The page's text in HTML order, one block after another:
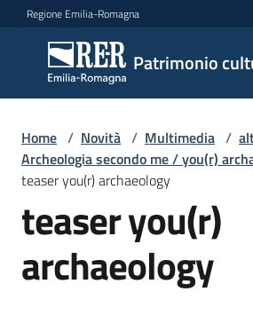
Vai al contenuto
Vai alla navigazione
Vai al footer
Regione Emilia-Romagna
Patrimonio
Patrimonio
culturale
Argomenti
Novità
Home / Novità / Multimedia /
Archeologia secondo me / you(r)
teaser you(r) archaeology
teaser you(r)
archaeology